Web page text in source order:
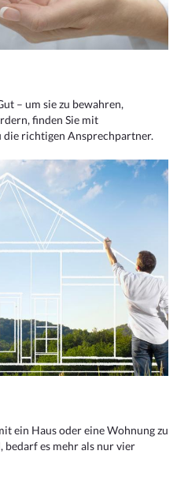
– um sie zu bewahren,
finden Sie mit
die richtigen Ansprechpartner.
ein Haus oder eine Wohnung zu
es mehr als nur vier